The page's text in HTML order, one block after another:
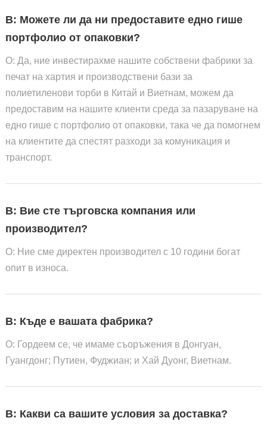
В: Можете ли да ни предоставите едно гише
портфолио от опаковки?
О: Да, ние инвестирахме нашите собствени фабрики за
печат на хартия и производствени бази за
полиетиленови торби в Китай и Виетнам, можем да
предоставим на нашите клиенти среда за пазаруване на
едно гише с портфолио от опаковки, така че да помогнем
на клиентите да спестят разходи за комуникация и
транспорт.
В: Вие сте търговска компания или
производител?
О: Ние сме директен производител с 10 години богат
опит в износа.
В: Къде е вашата фабрика?
О: Гордеем се, че имаме съоръжения в Донгуан,
Гуангдонг; Путиен, Фуджиан; и Хай Дуонг, Виетнам.
В: Какви са вашите условия за доставка?